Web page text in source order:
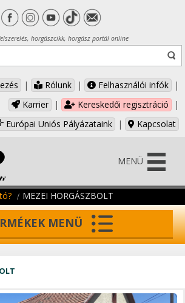
horgászcikk, horgász portál online
| Rólunk | Felhasználói infók
|
Karrier
| Kereskedői regisztráció
|
Európai Uniós Pályázataink
| Kapcsolat
MENÜ
MEZEI HORGÁSZBOLT
MENÜ